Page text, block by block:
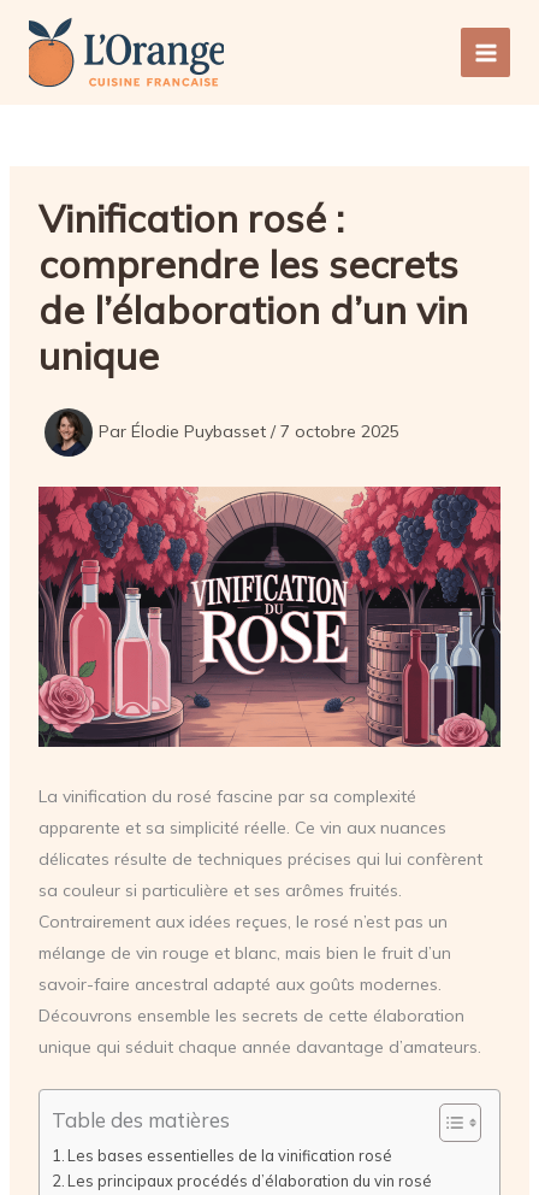
contenu
Main
Vinification rosé :
comprendre les secrets
de l’élaboration d’un vin
unique
Par Élodie Puybasset /7 octobre 2025
La vinification du rosé fascine par sa complexité
apparente et sa simplicité réelle. Ce vin aux nuances
délicates résulte de techniques précises qui lui confèrent
sa couleur si particulière et ses arômes fruités.
Contrairement aux idées reçues, le rosé n’est pas un
mélange de vin rouge et blanc, mais bien le fruit d’un
savoir-faire ancestral adapté aux goûts modernes.
Découvrons ensemble les secrets de cette élaboration
unique qui séduit chaque année davantage d’amateurs.
Table des matières
Les bases essentielles de la vinification rosé
Les principaux procédés d’élaboration du vin rosé